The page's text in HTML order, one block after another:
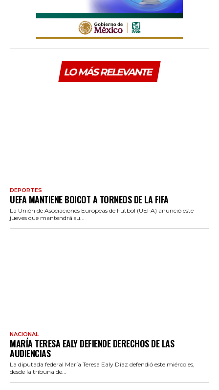
LO MÁS RELEVANTE
DEPORTES
UEFA MANTIENE BOICOT A TORNEOS DE LA FIFA
La Unión de Asociaciones Europeas de Futbol (UEFA) anunció este
jueves que mantendrá su...
NACIONAL
MARÍA TERESA EALY DEFIENDE DERECHOS DE LAS
AUDIENCIAS
La diputada federal María Teresa Ealy Díaz defendió este miércoles,
desde la tribuna de...